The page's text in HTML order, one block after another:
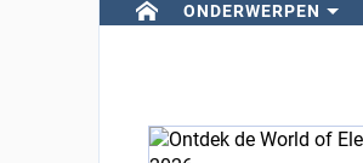
ONDERWERPEN